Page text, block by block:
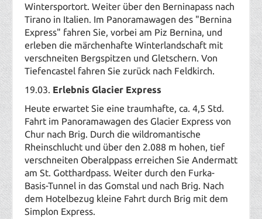
Wintersportort. Weiter über den Berninapass nach
Tirano in Italien. Im Panoramawagen des "Bernina
Express" fahren Sie, vorbei am Piz Bernina, und
erleben die märchenhafte Winterlandschaft mit
verschneiten Bergspitzen und Gletschern. Von
Tiefencastel fahren Sie zurück nach Feldkirch.
19.03. Erlebnis Glacier Express
Heute erwartet Sie eine traumhafte, ca. 4,5 Std.
Fahrt im Panoramawagen des Glacier Express von
Chur nach Brig. Durch die wildromantische
Rheinschlucht und über den 2.088 m hohen, tief
verschneiten Oberalppass erreichen Sie Andermatt
am St. Gotthardpass. Weiter durch den Furka-
Basis-Tunnel in das Gomstal und nach Brig. Nach
dem Hotelbezug kleine Fahrt durch Brig mit dem
Simplon Express.